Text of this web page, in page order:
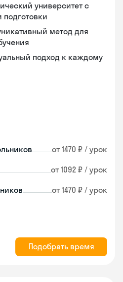
университет с
метод для
подход к каждому
от 1470 ₽ / урок
от 1092 ₽ / урок
от 1470 ₽ / урок
Подобрать время